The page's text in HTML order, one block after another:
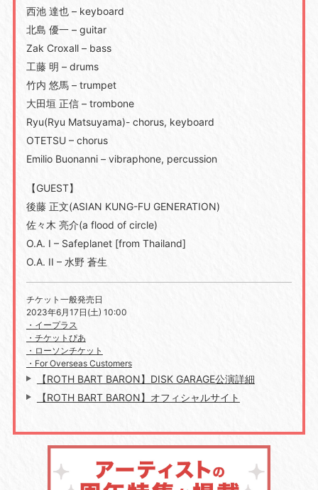
西池 達也 – keyboard
北島 優一 – guitar
Zak Croxall – bass
工藤 明 – drums
竹内 悠馬 – trumpet
大田垣 正信 – trombone
Ryu(Ryu Matsuyama)- chorus, keyboard
OTETSU – chorus
Emilio Buonanni – vibraphone, percussion
【GUEST】
後藤 正文(ASIAN KUNG-FU GENERATION)
佐々木 亮介(a flood of circle)
O.A. I – Safeplanet [from Thailand]
O.A. II – 水野 蒼生
チケット一般発売日
2023年6月17日(土) 10:00
・イープラス
・チケットぴあ
・ローソンチケット
・For Overseas Customers
【ROTH BART BARON】DISK GARAGE公演詳細
【ROTH BART BARON】オフィシャルサイト